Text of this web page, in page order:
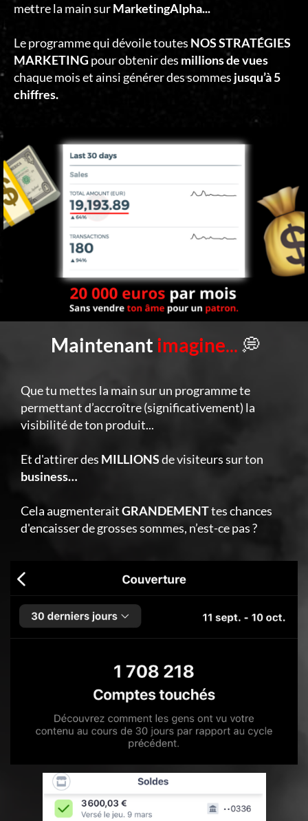
mettre la main surMarketingAlpha...
Le programme qui dévoile toutes NOS STRATÉGIES
MARKETING pour obtenir des millions de vues
chaque mois et ainsi générer des sommes jusqu’à 5
chiffres.
Maintenantimagine... 💭
Que tu mettes la main sur un programme te
permettant d’accroître (significativement) la
visibilité de ton produit...
Et d'attirer des MILLIONSde visiteurs sur ton
business…
Cela augmenteraitGRANDEMENTtes chances
d'encaisser de grosses sommes, n’est-ce pas ?